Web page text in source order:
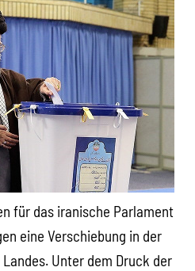
für das iranische Parlament
eine Verschiebung in der
Unter dem Druck der